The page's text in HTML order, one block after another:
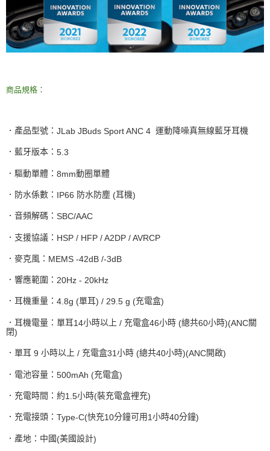
商品規格：
．產品型號： JLab JBuds Sport ANC 4 運動降噪真無線藍牙耳機
．藍牙版本： 5.3
．驅動單體： 8mm動圈單體
．防水係數： IP66 防水防塵 (耳機)
．音頻解碼： SBC/AAC
．支援協議： HSP / HFP / A2DP / AVRCP
．麥克風： MEMS -42dB /-3dB
．響應範圍： 20Hz - 20kHz
．耳機重量： 4.8g (單耳) / 29.5 g (充電盒)
．耳機電量：單耳14小時以上 / 充電盒46小時 (總共60小時)(ANC關
閉)
．單耳 9 小時以上 / 充電盒31小時 (總共40小時)(ANC開啟)
．電池容量： 500mAh (充電盒)
．充電時間：約1.5小時(裝充電盒裡充)
．充電接頭： Type-C(快充10分鐘可用1小時40分鐘)
．產地：中國(美國設計)